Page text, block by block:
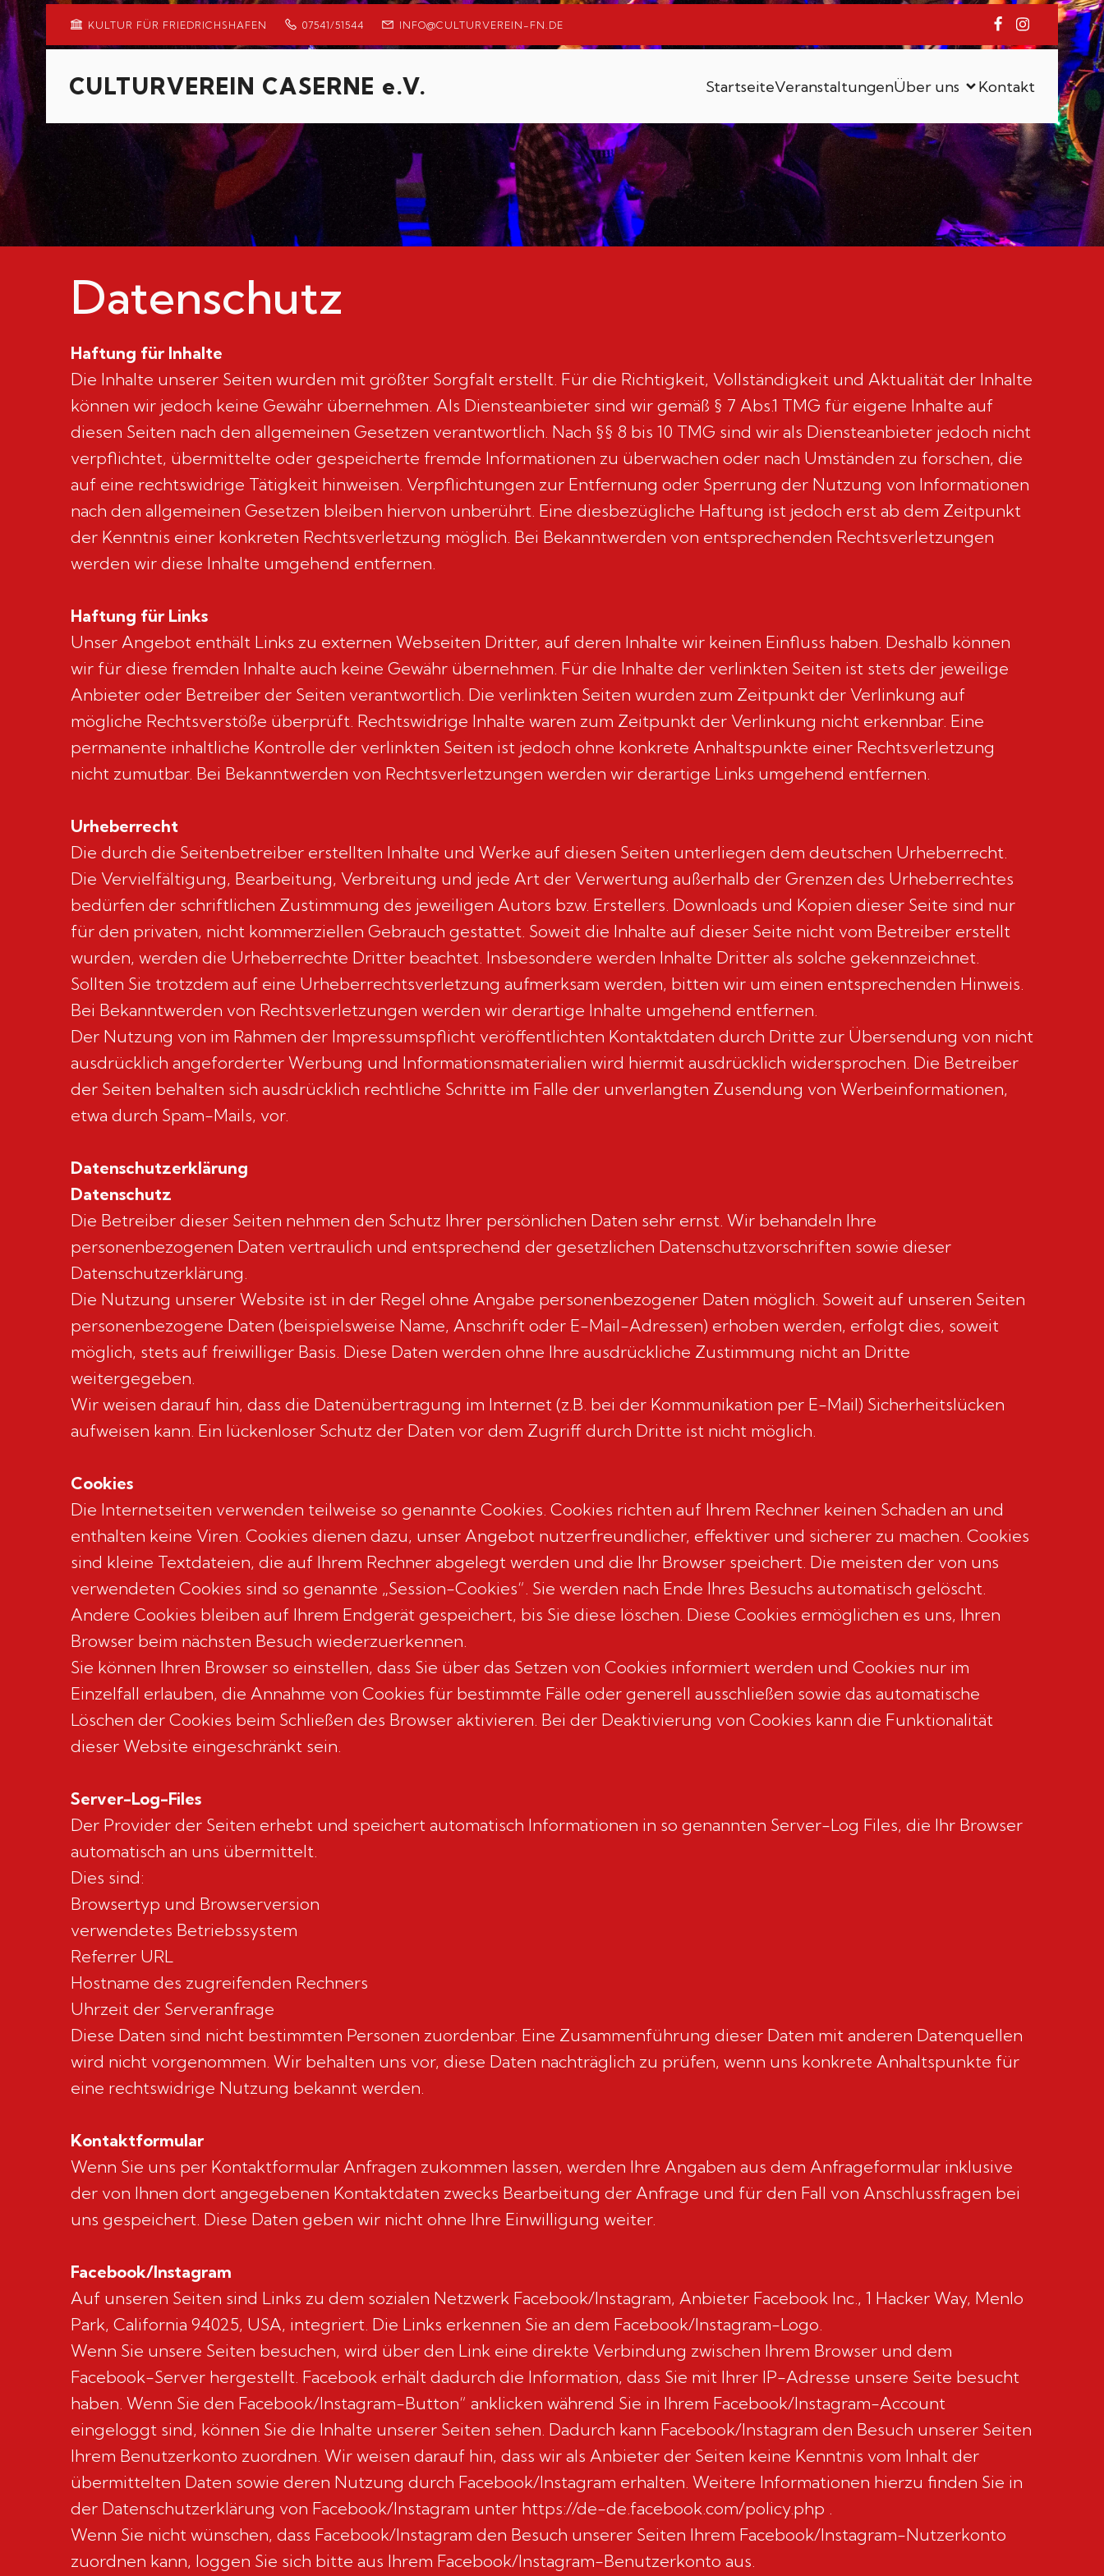
KULTUR FÜR FRIEDRICHSHAFEN 07541/51544 INFO@CULTURVEREIN-FN.DE
CULTURVEREIN CASERNE e.V. StartseiteVeranstaltungenÜber uns Kontakt
Datenschutz
Haftung für Inhalte
Die Inhalte unserer Seiten wurden mit größter Sorgfalt erstellt. Für die Richtigkeit, Vollständigkeit und Aktualität der Inhalte
können wir jedoch keine Gewähr übernehmen. Als Diensteanbieter sind wir gemäß § 7 Abs.1 TMG für eigene Inhalte auf
diesen Seiten nach den allgemeinen Gesetzen verantwortlich. Nach §§ 8 bis 10 TMG sind wir als Diensteanbieter jedoch nicht
verpflichtet, übermittelte oder gespeicherte fremde Informationen zu überwachen oder nach Umständen zu forschen, die
auf eine rechtswidrige Tätigkeit hinweisen. Verpflichtungen zur Entfernung oder Sperrung der Nutzung von Informationen
nach den allgemeinen Gesetzen bleiben hiervon unberührt. Eine diesbezügliche Haftung ist jedoch erst ab dem Zeitpunkt
der Kenntnis einer konkreten Rechtsverletzung möglich. Bei Bekanntwerden von entsprechenden Rechtsverletzungen
werden wir diese Inhalte umgehend entfernen.
Haftung für Links
Unser Angebot enthält Links zu externen Webseiten Dritter, auf deren Inhalte wir keinen Einfluss haben. Deshalb können
wir für diese fremden Inhalte auch keine Gewähr übernehmen. Für die Inhalte der verlinkten Seiten ist stets der jeweilige
Anbieter oder Betreiber der Seiten verantwortlich. Die verlinkten Seiten wurden zum Zeitpunkt der Verlinkung auf
mögliche Rechtsverstöße überprüft. Rechtswidrige Inhalte waren zum Zeitpunkt der Verlinkung nicht erkennbar. Eine
permanente inhaltliche Kontrolle der verlinkten Seiten ist jedoch ohne konkrete Anhaltspunkte einer Rechtsverletzung
nicht zumutbar. Bei Bekanntwerden von Rechtsverletzungen werden wir derartige Links umgehend entfernen.
Urheberrecht
Die durch die Seitenbetreiber erstellten Inhalte und Werke auf diesen Seiten unterliegen dem deutschen Urheberrecht.
Die Vervielfältigung, Bearbeitung, Verbreitung und jede Art der Verwertung außerhalb der Grenzen des Urheberrechtes
bedürfen der schriftlichen Zustimmung des jeweiligen Autors bzw. Erstellers. Downloads und Kopien dieser Seite sind nur
für den privaten, nicht kommerziellen Gebrauch gestattet. Soweit die Inhalte auf dieser Seite nicht vom Betreiber erstellt
wurden, werden die Urheberrechte Dritter beachtet. Insbesondere werden Inhalte Dritter als solche gekennzeichnet.
Sollten Sie trotzdem auf eine Urheberrechtsverletzung aufmerksam werden, bitten wir um einen entsprechenden Hinweis.
Bei Bekanntwerden von Rechtsverletzungen werden wir derartige Inhalte umgehend entfernen.
Der Nutzung von im Rahmen der Impressumspflicht veröffentlichten Kontaktdaten durch Dritte zur Übersendung von nicht
ausdrücklich angeforderter Werbung und Informationsmaterialien wird hiermit ausdrücklich widersprochen. Die Betreiber
der Seiten behalten sich ausdrücklich rechtliche Schritte im Falle der unverlangten Zusendung von Werbeinformationen,
etwa durch Spam-Mails, vor.
Datenschutzerklärung
Datenschutz
Die Betreiber dieser Seiten nehmen den Schutz Ihrer persönlichen Daten sehr ernst. Wir behandeln Ihre
personenbezogenen Daten vertraulich und entsprechend der gesetzlichen Datenschutzvorschriften sowie dieser
Datenschutzerklärung.
Die Nutzung unserer Website ist in der Regel ohne Angabe personenbezogener Daten möglich. Soweit auf unseren Seiten
personenbezogene Daten (beispielsweise Name, Anschrift oder E-Mail-Adressen) erhoben werden, erfolgt dies, soweit
möglich, stets auf freiwilliger Basis. Diese Daten werden ohne Ihre ausdrückliche Zustimmung nicht an Dritte
weitergegeben.
Wir weisen darauf hin, dass die Datenübertragung im Internet (z.B. bei der Kommunikation per E-Mail) Sicherheitslücken
aufweisen kann. Ein lückenloser Schutz der Daten vor dem Zugriff durch Dritte ist nicht möglich.
Cookies
Die Internetseiten verwenden teilweise so genannte Cookies. Cookies richten auf Ihrem Rechner keinen Schaden an und
enthalten keine Viren. Cookies dienen dazu, unser Angebot nutzerfreundlicher, effektiver und sicherer zu machen. Cookies
sind kleine Textdateien, die auf Ihrem Rechner abgelegt werden und die Ihr Browser speichert. Die meisten der von uns
verwendeten Cookies sind so genannte „Session-Cookies“. Sie werden nach Ende Ihres Besuchs automatisch gelöscht.
Andere Cookies bleiben auf Ihrem Endgerät gespeichert, bis Sie diese löschen. Diese Cookies ermöglichen es uns, Ihren
Browser beim nächsten Besuch wiederzuerkennen.
Sie können Ihren Browser so einstellen, dass Sie über das Setzen von Cookies informiert werden und Cookies nur im
Einzelfall erlauben, die Annahme von Cookies für bestimmte Fälle oder generell ausschließen sowie das automatische
Löschen der Cookies beim Schließen des Browser aktivieren. Bei der Deaktivierung von Cookies kann die Funktionalität
dieser Website eingeschränkt sein.
Server-Log-Files
Der Provider der Seiten erhebt und speichert automatisch Informationen in so genannten Server-Log Files, die Ihr Browser
automatisch an uns übermittelt.
Dies sind:
Browsertyp und Browserversion
verwendetes Betriebssystem
Referrer URL
Hostname des zugreifenden Rechners
Uhrzeit der Serveranfrage
Diese Daten sind nicht bestimmten Personen zuordenbar. Eine Zusammenführung dieser Daten mit anderen Datenquellen
wird nicht vorgenommen. Wir behalten uns vor, diese Daten nachträglich zu prüfen, wenn uns konkrete Anhaltspunkte für
eine rechtswidrige Nutzung bekannt werden.
Kontaktformular
Wenn Sie uns per Kontaktformular Anfragen zukommen lassen, werden Ihre Angaben aus dem Anfrageformular inklusive
der von Ihnen dort angegebenen Kontaktdaten zwecks Bearbeitung der Anfrage und für den Fall von Anschlussfragen bei
uns gespeichert. Diese Daten geben wir nicht ohne Ihre Einwilligung weiter.
Facebook/Instagram
Auf unseren Seiten sind Links zu dem sozialen Netzwerk Facebook/Instagram, Anbieter Facebook Inc., 1 Hacker Way, Menlo
Park, California 94025, USA, integriert. Die Links erkennen Sie an dem Facebook/Instagram-Logo.
Wenn Sie unsere Seiten besuchen, wird über den Link eine direkte Verbindung zwischen Ihrem Browser und dem
Facebook-Server hergestellt. Facebook erhält dadurch die Information, dass Sie mit Ihrer IP-Adresse unsere Seite besucht
haben. Wenn Sie den Facebook/Instagram-Button“ anklicken während Sie in Ihrem Facebook/Instagram-Account
eingeloggt sind, können Sie die Inhalte unserer Seiten sehen. Dadurch kann Facebook/Instagram den Besuch unserer Seiten
Ihrem Benutzerkonto zuordnen. Wir weisen darauf hin, dass wir als Anbieter der Seiten keine Kenntnis vom Inhalt der
übermittelten Daten sowie deren Nutzung durch Facebook/Instagram erhalten. Weitere Informationen hierzu finden Sie in
der Datenschutzerklärung von Facebook/Instagram unter https://de-de.facebook.com/policy.php .
Wenn Sie nicht wünschen, dass Facebook/Instagram den Besuch unserer Seiten Ihrem Facebook/Instagram-Nutzerkonto
zuordnen kann, loggen Sie sich bitte aus Ihrem Facebook/Instagram-Benutzerkonto aus.